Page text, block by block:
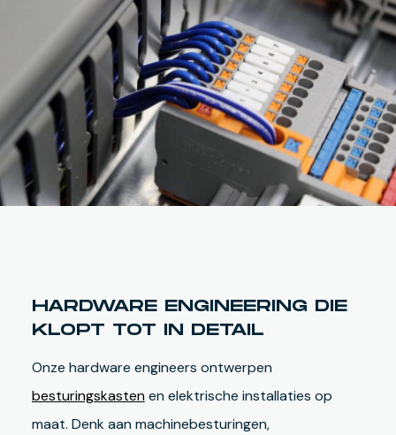
HARDWARE ENGINEERING DIE
KLOPT TOT IN DETAIL
Onze hardware engineers ontwerpen
besturingskastenen elektrische installaties op
maat. Denk aan machinebesturingen,